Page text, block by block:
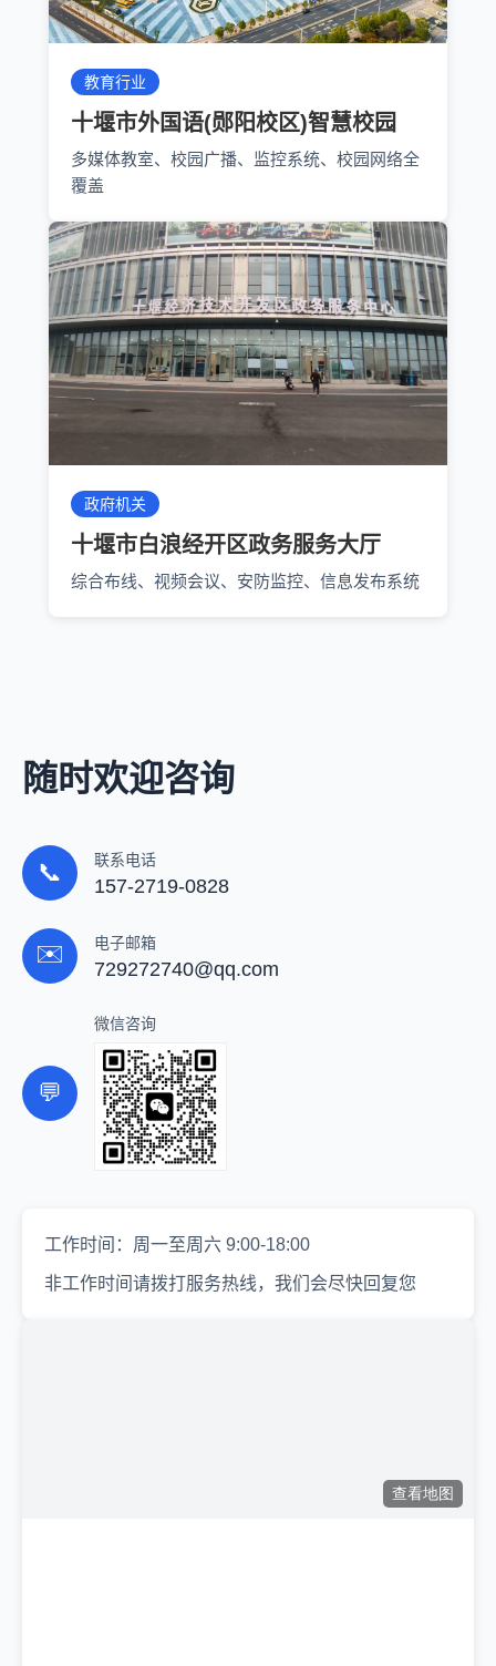
教育行业
十堰市外国语(郧阳校区)智慧校园
多媒体教室、校园广播、监控系统、校园网络全
覆盖
政府机关
十堰市白浪经开区政务服务大厅
综合布线、视频会议、安防监控、信息发布系统
随时欢迎咨询
📞 联系电话
157-2719-0828
✉️ 电子邮箱
729272740@qq.com
💬
微信咨询
工作时间：周一至周六 9:00-18:00
非工作时间请拨打服务热线，我们会尽快回复您